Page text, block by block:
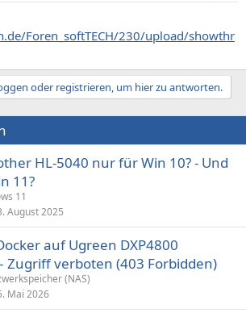
Foren_softTECH/230/upload/showthr
oder registrieren, um hier zu antworten.
HL-5040 nur für Win 10? - Und
11?
11
August 2025
auf Ugreen DXP4800
Zugriff verboten (403 Forbidden)
(NAS)
Mai 2026